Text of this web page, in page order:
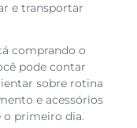
e transportar
comprando o
pode contar
sobre rotina
e acessórios
o primeiro dia.